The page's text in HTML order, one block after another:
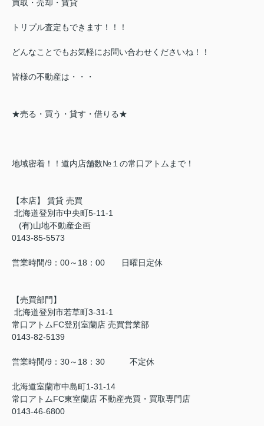
買取・売却・賃貸
トリプル査定もできます！！！
どんなことでもお気軽にお問い合わせくださいね！！
皆様の不動産は・・・
★売る・買う・貸す・借りる★
地域密着！！道内店舗数№１の常口アトムまで！
【本店】 賃貸 売買
北海道登別市中央町5-11-1
(有)山地不動産企画
0143-85-5573
営業時間/9：00～18：00 日曜日定休
【売買部門】
北海道登別市若草町3-31-1
常口アトムFC登別室蘭店 売買営業部
0143-82-5139
営業時間/9：30～18：30 不定休
北海道室蘭市中島町1-31-14
常口アトムFC東室蘭店 不動産売買・買取専門店
0143-46-6800